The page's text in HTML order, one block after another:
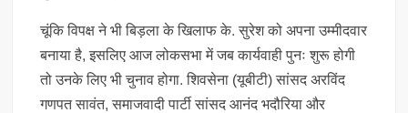
चूंकि विपक्ष ने भी बिड़ला के खिलाफ के. सुरेश को अपना उम्मीदवार
बनाया है, इसलिए आज लोकसभा में जब कार्यवाही पुनः शुरू होगी
तो उनके लिए भी चुनाव होगा. शिवसेना (यूबीटी) सांसद अरविंद
गणपत सावंत, समाजवादी पार्टी सांसद आनंद भदौरिया और